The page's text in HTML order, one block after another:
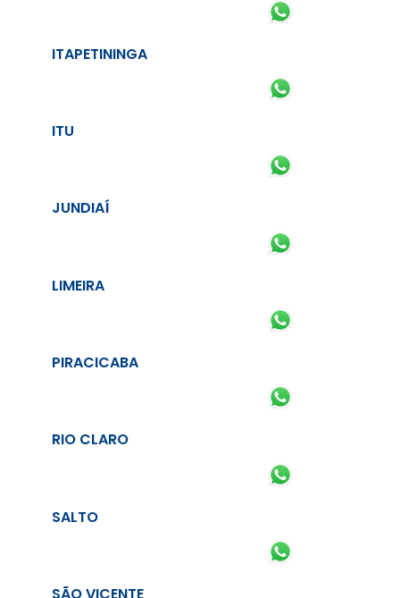
ITAPETININGA
ITU
JUNDIAÍ
LIMEIRA
PIRACICABA
RIO CLARO
SALTO
SÃO VICENTE